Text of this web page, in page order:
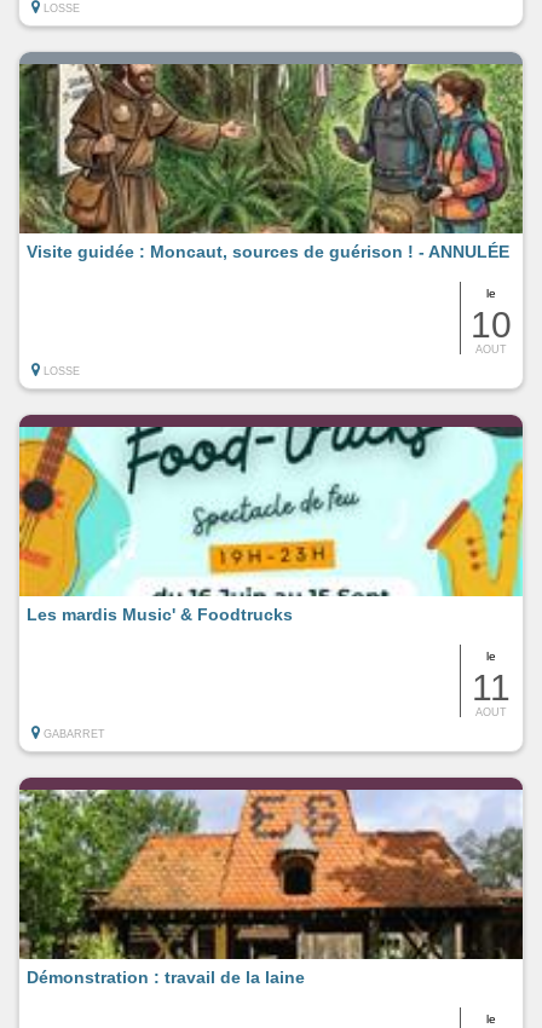
LOSSE
le
10
AOUT
Visite guidée : Moncaut, sources de guérison ! - ANNULÉE
LOSSE
le
11
AOUT
Les mardis Music' & Foodtrucks
GABARRET
le
Démonstration : travail de la laine